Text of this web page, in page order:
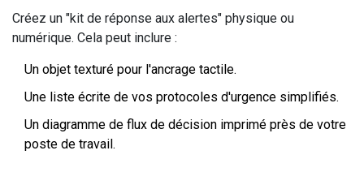
Créez un "kit de réponse aux alertes" physique ou
numérique. Cela peut inclure :
Un objet texturé pour l'ancrage tactile.
Une liste écrite de vos protocoles d'urgence simplifiés.
Un diagramme de flux de décision imprimé près de votre
poste de travail.